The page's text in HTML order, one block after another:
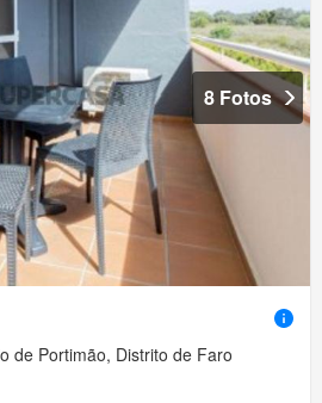
8 Fotos
de Portimão, Distrito de Faro